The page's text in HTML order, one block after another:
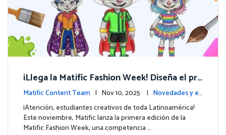
¡Llega la Matific Fashion Week! Diseña el pró
ximo look de nuestros personajes
Matific Content Team | Nov 10, 2025 | Novedades y ev
entos
¡Atención, estudiantes creativos de toda Latinoamérica!
Este noviembre, Matific lanza la primera edición de la
Matific Fashion Week, una competencia …